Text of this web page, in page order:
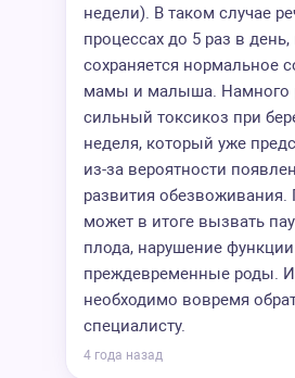
недели). В таком случае
процессах до 5 раз в
сохраняется нормальное
мамы и малыша. Намного
сильный токсикоз при
неделя, который уже
из-за вероятности
развития обезвоживания.
может в итоге вызвать
плода, нарушение
преждевременные роды.
необходимо вовремя
специалисту.
4 года назад